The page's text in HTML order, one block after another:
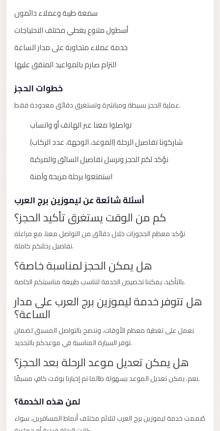
سمعة طيبة وعملاء دائمون
أسطول متنوع يغطي مختلف الاحتياجات
خدمة عملاء متجاوبة على مدار الساعة
التزام صارم بالمواعيد المتفق عليها
خطوات الحجز
عملية الحجز بسيطة ومباشرة وتستغرق دقائق معدودة فقط.
تواصلوا معنا عبر الهاتف أو واتساب
شاركونا تفاصيل الرحلة (الموعد، الوجهة، عدد الركاب)
نؤكد لكم الحجز ونرسل تفاصيل السائق والمركبة
استمتعوا برحلة مريحة وآمنة
أسئلة شائعة عن ليموزين برج العرب
كم من الوقت يستغرق تأكيد الحجز؟
نؤكد معظم الحجوزات خلال دقائق من التواصل معنا، مع مراعاة
تفاصيل رحلتكم كاملة.
هل يمكن الحجز لمناسبة خاصة؟
بالتأكيد، يمكننا تخصيص الخدمة لتناسب طبيعة مناسبتكم الخاصة.
هل تتوفر خدمة ليموزين برج العرب على مدار
الساعة؟
نعمل على تغطية معظم الأوقات، وننصح بالتواصل المسبق لضمان
توفر السيارة المناسبة في موعدكم بالتحديد.
هل يمكن تعديل موعد الرحلة بعد الحجز؟
نعم، يمكن تعديل الموعد بسهولة طالما تم إخبارنا بوقت كافٍ مسبقًا.
لمن هذه الخدمة؟
صُممت خدمة ليموزين برج العرب لتلائم مختلف أنماط المسافرين، سواء
cairo
airport
airport
cairo
Suez
Taxi
Limousine
Airport
Limousine
Service
Sphinx
Airport
Limousine
shuttle
cairo
airport
Zayed
Taxi
sharm